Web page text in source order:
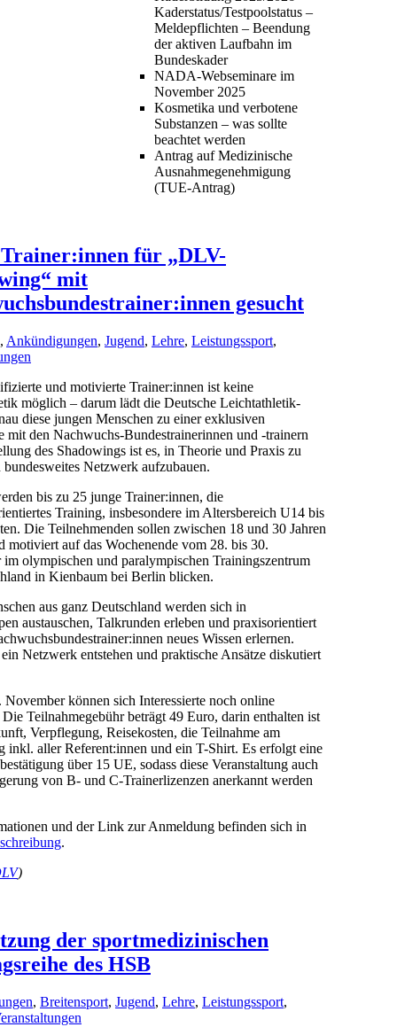
Kaderstatus/Testpoolstatus –
Meldepflichten – Beendung
der aktiven Laufbahn im
Bundeskader
NADA-Webseminare im
November 2025
Kosmetika und verbotene
Substanzen – was sollte
beachtet werden
Antrag auf Medizinische
Ausnahmegenehmigung
(TUE-Antrag)
für „DLV-
mit
gesucht
, Ankündigungen, Jugend, Lehre, Leistungssport,
und motivierte Trainer:innen ist keine
möglich – darum lädt die Deutsche Leichtathletik-
diese jungen Menschen zu einer exklusiven
mit den Nachwuchs-Bundestrainerinnen und -trainern
des Shadowings ist es, in Theorie und Praxis zu
bundesweites Netzwerk aufzubauen.
bis zu 25 junge Trainer:innen, die
Training, insbesondere im Altersbereich U14 bis
Die Teilnehmenden sollen zwischen 18 und 30 Jahren
motiviert auf das Wochenende vom 28. bis 30.
olympischen und paralympischen Trainingszentrum
in Kienbaum bei Berlin blicken.
aus ganz Deutschland werden sich in
austauschen, Talkrunden erleben und praxisorientiert
neues Wissen erlernen.
Netzwerk entstehen und praktische Ansätze diskutiert
November können sich Interessierte noch online
Teilnahmegebühr beträgt 49 Euro, darin enthalten ist
Verpflegung, Reisekosten, die Teilnahme am
inkl. aller Referent:innen und ein T-Shirt. Es erfolgt eine
über 15 UE, sodass diese Veranstaltung auch
von B- und C-Trainerlizenzen anerkannt werden
und der Link zur Anmeldung befinden sich in
.
)
der sportmedizinischen
des HSB
, Breitensport, Jugend, Lehre, Leistungssport,